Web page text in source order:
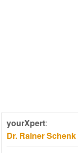
yourXpert:
Dr. Rainer Schenk